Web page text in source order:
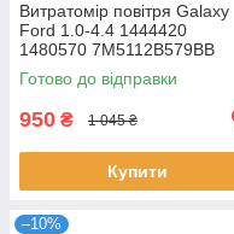
Витратомір повітря Galaxy
Ford 1.0-4.4 1444420
1480570 7M5112B579BB
Готово до відправки
950 ₴ 1 045 ₴
Купити
–10%